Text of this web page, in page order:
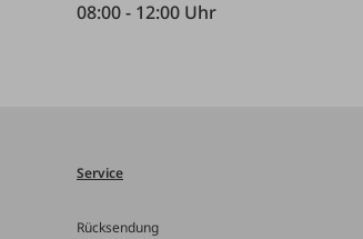
08:00 - 12:00 Uhr
Service
Rücksendung